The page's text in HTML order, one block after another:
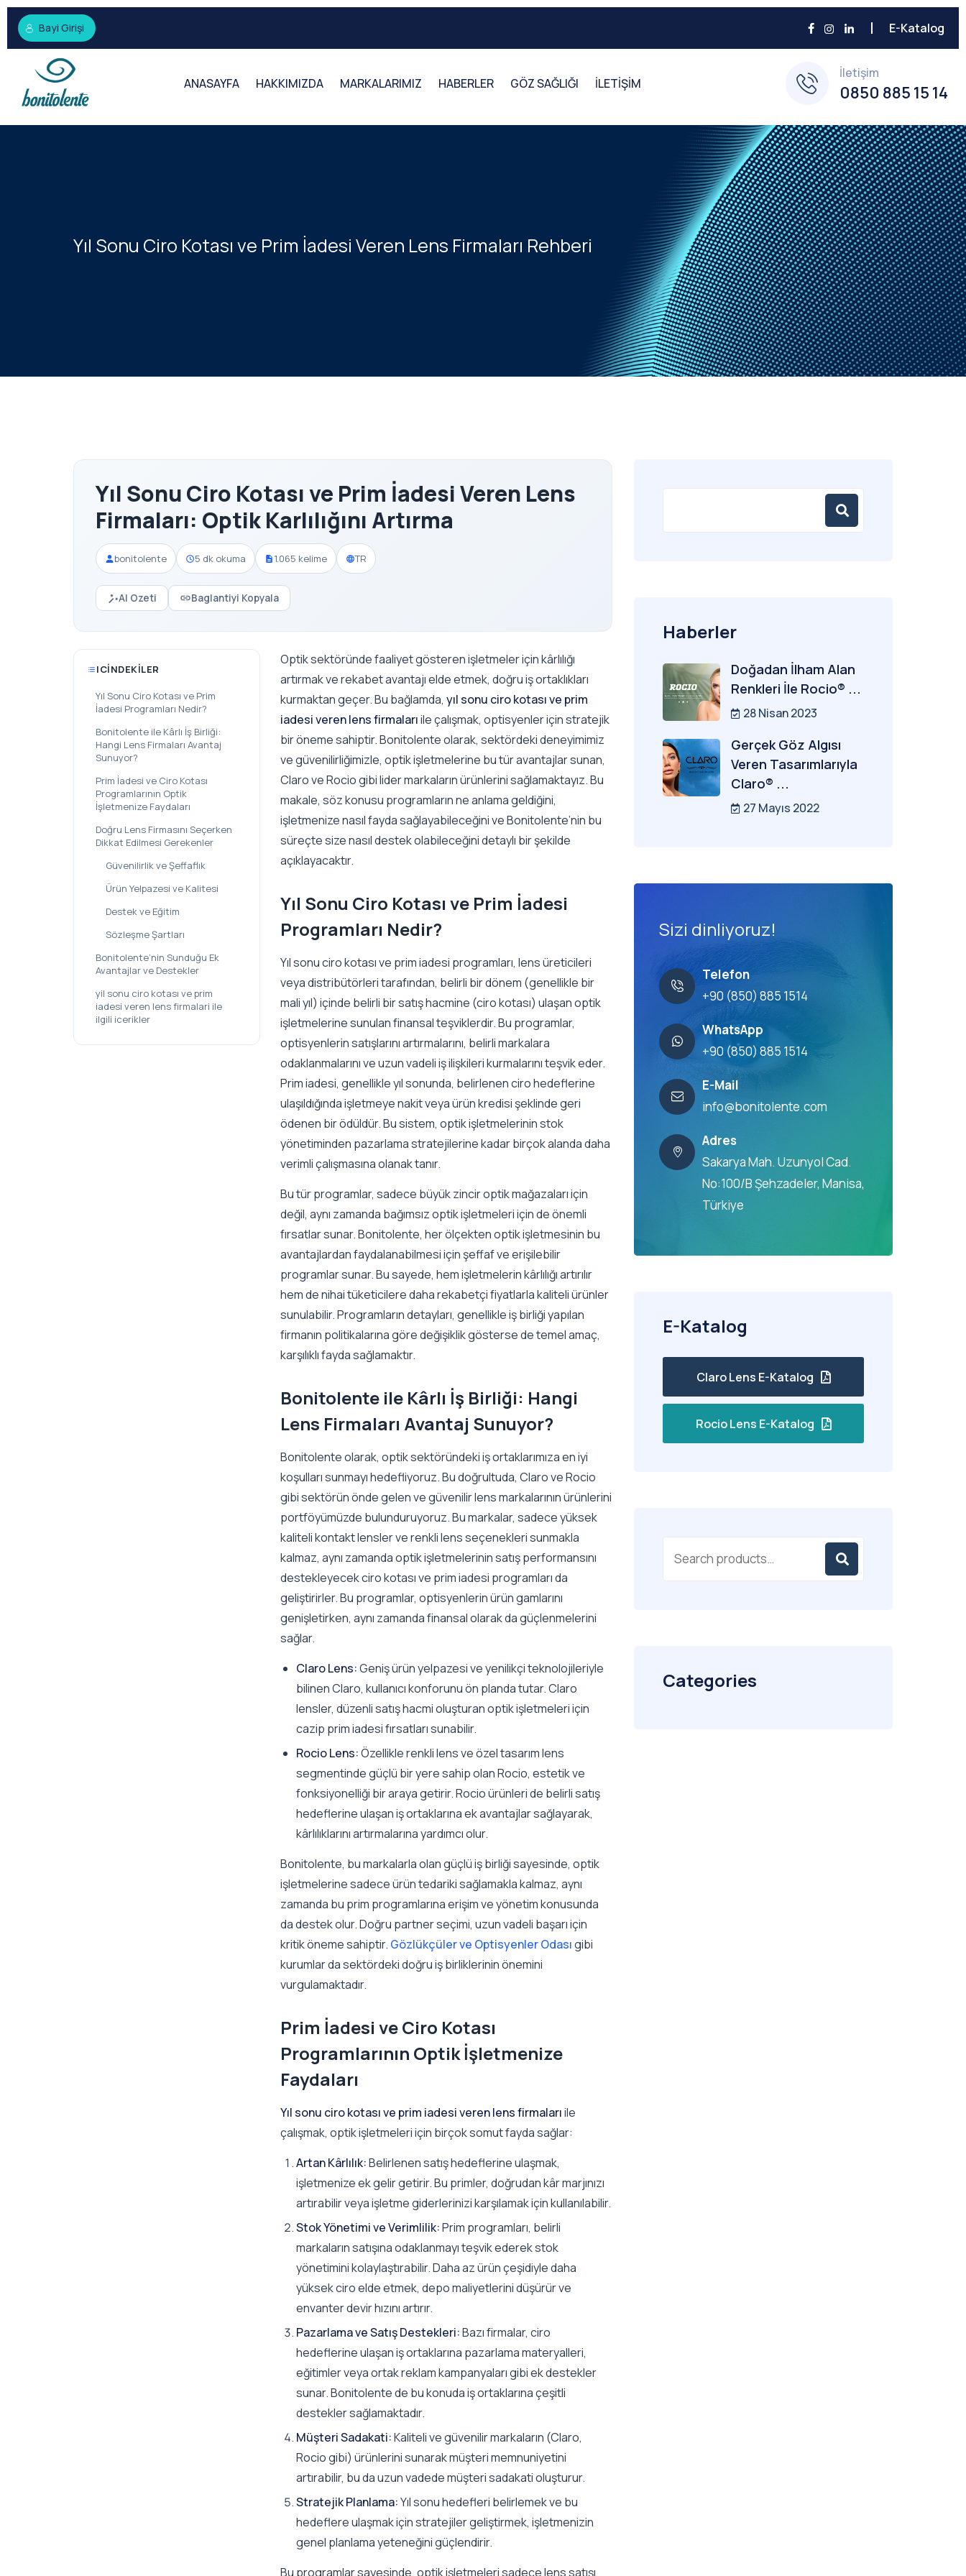
Bayi Girişi E-Katalog
ANASAYFA HAKKIMIZDA MARKALARIMIZ HABERLER GÖZ SAĞLIĞI İLETİŞİM
İletişim
0850 885 15 14
Yıl Sonu Ciro Kotası ve Prim İadesi Veren Lens Firmaları Rehberi
Yıl Sonu Ciro Kotası ve Prim İadesi Veren Lens
Firmaları: Optik Karlılığını Artırma
bonitolente 5 dk okuma 1.065 kelime TR
AI Ozeti Baglantiyi Kopyala
ICINDEKILER
Yıl Sonu Ciro Kotası ve Prim
İadesi Programları Nedir?
Bonitolente ile Kârlı İş Birliği:
Hangi Lens Firmaları Avantaj
Sunuyor?
Prim İadesi ve Ciro Kotası
Programlarının Optik
İşletmenize Faydaları
Doğru Lens Firmasını Seçerken
Dikkat Edilmesi Gerekenler
Güvenilirlik ve Şeffaflık
Ürün Yelpazesi ve Kalitesi
Destek ve Eğitim
Sözleşme Şartları
Bonitolente’nin Sunduğu Ek
Avantajlar ve Destekler
yil sonu ciro kotası ve prim
iadesi veren lens firmalari ile
ilgili icerikler
Optik sektöründe faaliyet gösteren işletmeler için kârlılığı
artırmak ve rekabet avantajı elde etmek, doğru iş ortaklıkları
kurmaktan geçer. Bu bağlamda, yıl sonu ciro kotası ve prim
iadesi veren lens firmalarıile çalışmak, optisyenler için stratejik
bir öneme sahiptir. Bonitolente olarak, sektördeki deneyimimiz
ve güvenilirliğimizle, optik işletmelerine bu tür avantajlar sunan,
Claro ve Rocio gibi lider markaların ürünlerini sağlamaktayız. Bu
makale, söz konusu programların ne anlama geldiğini,
işletmenize nasıl fayda sağlayabileceğini ve Bonitolente’nin bu
süreçte size nasıl destek olabileceğini detaylı bir şekilde
açıklayacaktır.
Yıl Sonu Ciro Kotası ve Prim İadesi
Programları Nedir?
Yıl sonu ciro kotası ve prim iadesi programları, lens üreticileri
veya distribütörleri tarafından, belirli bir dönem (genellikle bir
mali yıl) içinde belirli bir satış hacmine (ciro kotası) ulaşan optik
işletmelerine sunulan finansal teşviklerdir. Bu programlar,
optisyenlerin satışlarını artırmalarını, belirli markalara
odaklanmalarını ve uzun vadeli iş ilişkileri kurmalarını teşvik eder.
Prim iadesi, genellikle yıl sonunda, belirlenen ciro hedeflerine
ulaşıldığında işletmeye nakit veya ürün kredisi şeklinde geri
ödenen bir ödüldür. Bu sistem, optik işletmelerinin stok
yönetiminden pazarlama stratejilerine kadar birçok alanda daha
verimli çalışmasına olanak tanır.
Bu tür programlar, sadece büyük zincir optik mağazaları için
değil, aynı zamanda bağımsız optik işletmeleri için de önemli
fırsatlar sunar. Bonitolente, her ölçekten optik işletmesinin bu
avantajlardan faydalanabilmesi için şeffaf ve erişilebilir
programlar sunar. Bu sayede, hem işletmelerin kârlılığı artırılır
hem de nihai tüketicilere daha rekabetçi fiyatlarla kaliteli ürünler
sunulabilir. Programların detayları, genellikle iş birliği yapılan
firmanın politikalarına göre değişiklik gösterse de temel amaç,
karşılıklı fayda sağlamaktır.
Bonitolente ile Kârlı İş Birliği: Hangi
Lens Firmaları Avantaj Sunuyor?
Bonitolente olarak, optik sektöründeki iş ortaklarımıza en iyi
koşulları sunmayı hedefliyoruz. Bu doğrultuda, Claro ve Rocio
gibi sektörün önde gelen ve güvenilir lens markalarının ürünlerini
portföyümüzde bulunduruyoruz. Bu markalar, sadece yüksek
kaliteli kontakt lensler ve renkli lens seçenekleri sunmakla
kalmaz, aynı zamanda optik işletmelerinin satış performansını
destekleyecek ciro kotası ve prim iadesi programları da
geliştirirler. Bu programlar, optisyenlerin ürün gamlarını
genişletirken, aynı zamanda finansal olarak da güçlenmelerini
sağlar.
Claro Lens:Geniş ürün yelpazesi ve yenilikçi teknolojileriyle
bilinen Claro, kullanıcı konforunu ön planda tutar. Claro
lensler, düzenli satış hacmi oluşturan optik işletmeleri için
cazip prim iadesi fırsatları sunabilir.
Rocio Lens:Özellikle renkli lens ve özel tasarım lens
segmentinde güçlü bir yere sahip olan Rocio, estetik ve
fonksiyonelliği bir araya getirir. Rocio ürünleri de belirli satış
hedeflerine ulaşan iş ortaklarına ek avantajlar sağlayarak,
kârlılıklarını artırmalarına yardımcı olur.
Bonitolente, bu markalarla olan güçlü iş birliği sayesinde, optik
işletmelerine sadece ürün tedariki sağlamakla kalmaz, aynı
zamanda bu prim programlarına erişim ve yönetim konusunda
da destek olur. Doğru partner seçimi, uzun vadeli başarı için
kritik öneme sahiptir. Gözlükçüler ve Optisyenler Odasıgibi
kurumlar da sektördeki doğru iş birliklerinin önemini
vurgulamaktadır.
Prim İadesi ve Ciro Kotası
Programlarının Optik İşletmenize
Faydaları
Yıl sonu ciro kotası ve prim iadesi veren lens firmalarıile
çalışmak, optik işletmeleri için birçok somut fayda sağlar:
Artan Kârlılık:Belirlenen satış hedeflerine ulaşmak,
işletmenize ek gelir getirir. Bu primler, doğrudan kâr marjınızı
artırabilir veya işletme giderlerinizi karşılamak için kullanılabilir.
Stok Yönetimi ve Verimlilik:Prim programları, belirli
markaların satışına odaklanmayı teşvik ederek stok
yönetimini kolaylaştırabilir. Daha az ürün çeşidiyle daha
yüksek ciro elde etmek, depo maliyetlerini düşürür ve
envanter devir hızını artırır.
Pazarlama ve Satış Destekleri:Bazı firmalar, ciro
hedeflerine ulaşan iş ortaklarına pazarlama materyalleri,
eğitimler veya ortak reklam kampanyaları gibi ek destekler
sunar. Bonitolente de bu konuda iş ortaklarına çeşitli
destekler sağlamaktadır.
Müşteri Sadakati:Kaliteli ve güvenilir markaların (Claro,
Rocio gibi) ürünlerini sunarak müşteri memnuniyetini
artırabilir, bu da uzun vadede müşteri sadakati oluşturur.
Stratejik Planlama:Yıl sonu hedefleri belirlemek ve bu
hedeflere ulaşmak için stratejiler geliştirmek, işletmenizin
genel planlama yeteneğini güçlendirir.
Bu programlar sayesinde, optik işletmeleri sadece lens satışı
Haberler
Doğadan İlham Alan
Renkleri İle Rocio® ...
28 Nisan 2023
Gerçek Göz Algısı
Veren Tasarımlarıyla
Claro® ...
27 Mayıs 2022
Sizi dinliyoruz!
Telefon
+90 (850) 885 1514
WhatsApp
+90 (850) 885 1514
E-Mail
info@bonitolente.com
Adres
Sakarya Mah. Uzunyol Cad.
No:100/B Şehzadeler, Manisa,
Türkiye
E-Katalog
Claro Lens E-Katalog
Rocio Lens E-Katalog
Categories